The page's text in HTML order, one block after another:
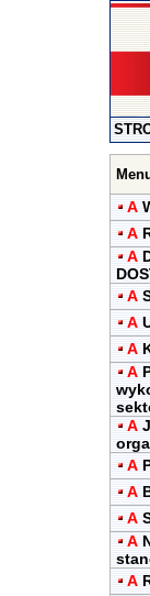
A
A
A
A
A
A
A
A
A
A
A
A
A